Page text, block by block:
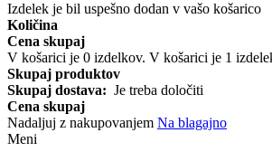
Izdelek je bil uspešno dodan v vašo košarico
Količina
Cena skupaj
V košarici je 0 izdelkov. V košarici je 1
Skupaj produktov
Skupaj dostava: Je treba določiti
Cena skupaj
Nadaljuj z nakupovanjem Na blagajno
Meni